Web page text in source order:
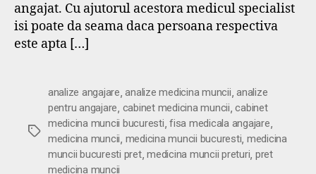
angajat. Cu ajutorul acestora medicul specialist
isi poate da seama daca persoana respectiva
este apta […]
Etichete
analize angajare,analize medicina muncii,analize
pentru angajare, cabinet medicina muncii,cabinet
medicina muncii bucuresti,fisa medicala angajare,
medicina muncii, medicina muncii bucuresti, medicina
muncii bucuresti pret,medicina muncii preturi, pret
medicina muncii